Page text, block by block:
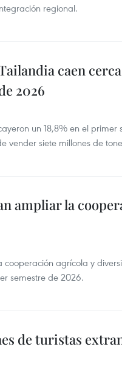
regional.
caen
2026
un 18,8% en el primer
vender siete millones de
ampliar la
agrícola y
semestre de 2026.
de turistas